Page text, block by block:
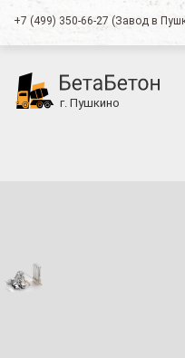
г. Пушкино
+7 (499) 350-66-27 (Завод в